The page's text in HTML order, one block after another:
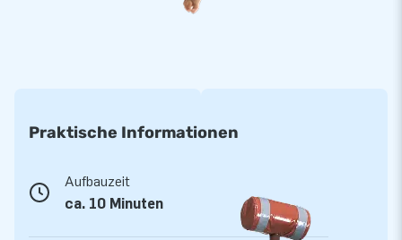
Bereits mehr als 15.000 Kunden haben sich für JB
aufblasbare Attraktionen auf großartiger Weise! Kunden
Lieferung verlassen. Sie nennen uns auch "creators of
greatness".
Praktische Informationen
Aufbauzeit
ca. 10 Minuten